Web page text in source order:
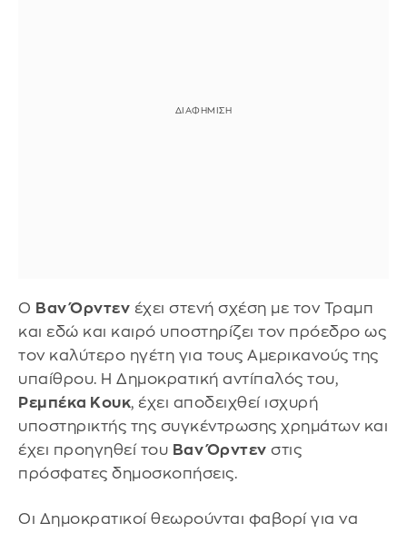
Ο Βαν Όρντεν έχει στενή σχέση με τον Τραμπ
και εδώ και καιρό υποστηρίζει τον πρόεδρο ως
τον καλύτερο ηγέτη για τους Αμερικανούς της
υπαίθρου. Η Δημοκρατική αντίπαλός του,
Ρεμπέκα Κουκ, έχει αποδειχθεί ισχυρή
υποστηρικτής της συγκέντρωσης χρημάτων και
έχει προηγηθεί του Βαν Όρντεν στις
πρόσφατες δημοσκοπήσεις.
Οι Δημοκρατικοί θεωρούνται φαβορί για να